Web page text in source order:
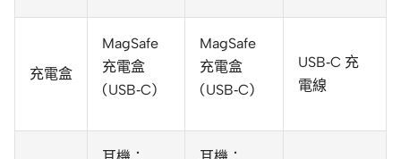
充電盒
MagSafe
充電盒
(USB‑C)
MagSafe
充電盒
(USB‑C)
USB‑C 充
電線